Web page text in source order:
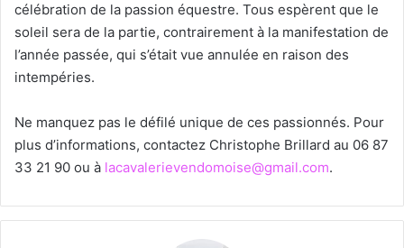
célébration de la passion équestre. Tous espèrent que le
soleil sera de la partie, contrairement à la manifestation de
l’année passée, qui s’était vue annulée en raison des
intempéries.
Ne manquez pas le défilé unique de ces passionnés. Pour
plus d’informations, contactez Christophe Brillard au 06 87
33 21 90 ou à lacavalerievendomoise@gmail.com.